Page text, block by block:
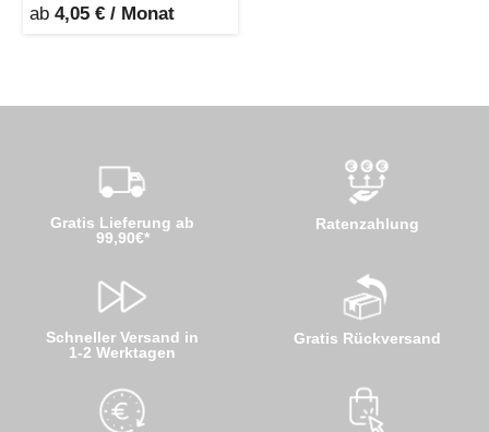
ab 4,05 € / Monat
Gratis Lieferung ab
99,90€*
Schneller Versand in
1-2 Werktagen
Ratenzahlung
Gratis Rückversand